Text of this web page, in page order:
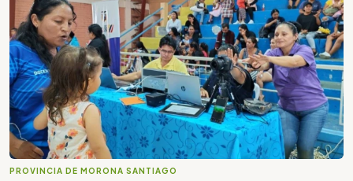
PROVINCIA DE MORONA SANTIAGO
tasa minera que rige en
Ecuador?